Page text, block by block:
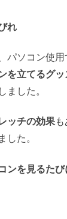
れ
パソコン使用
を立てるグ
しました。
ッチの効果も
ました。
ンを見るた